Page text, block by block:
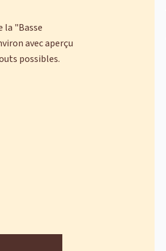
la "Basse
avec aperçu
possibles.